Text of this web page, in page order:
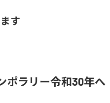
す
ポラリー令和30年へ